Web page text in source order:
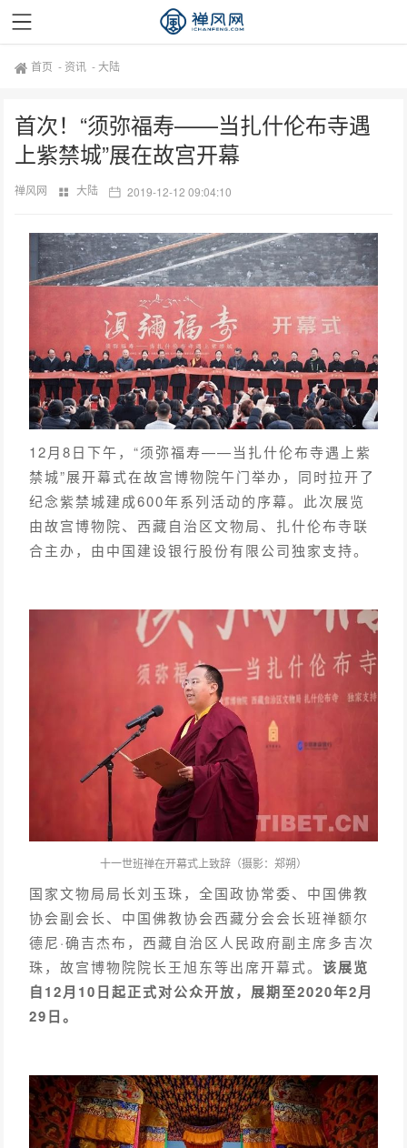
首页 - 资讯 -大陆
首次！“须弥福寿——当扎什伦布寺遇
上紫禁城”展在故宫开幕
禅风网 大陆 2019-12-12 09:04:10
12月8日下午，“须弥福寿——当扎什伦布寺遇上紫
禁城”展开幕式在故宫博物院午门举办，同时拉开了
纪念紫禁城建成600年系列活动的序幕。 此次展览
由故宫博物院、西藏自治区文物局、扎什伦布寺联
合主办，由中国建设银行股份有限公司独家支持。
十一世班禅在开幕式上致辞（摄影： 郑朔）
国家文物局局长刘玉珠，全国政协常委、中国佛教
协会副会长、中国佛教协会西藏分会会长班禅额尔
德尼·确吉杰布，西藏自治区人民政府副主席多吉次
珠，故宫博物院院长王旭东等出席开幕式。该展览
自12月10日起正式对公众开放，展期至2020年2月
29日。